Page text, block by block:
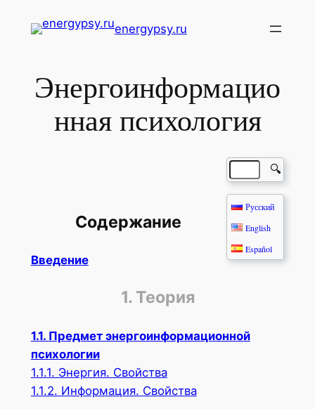
energypsy.ru
Энергоинформацио
нная психология
🔍
Русский
English
Español
Содержание
Введение
1. Теория
1.1. Предмет энергоинформационной
психологии
1.1.1. Энергия. Свойства
1.1.2. Информация. Свойства